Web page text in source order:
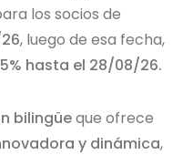
los socios de
, luego de esa fecha,
hasta el 28/08/26.
bilingüeque ofrece
y dinámica,